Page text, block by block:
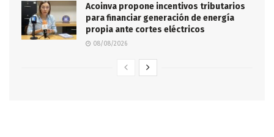
Acoinva propone incentivos tributarios
para financiar generación de energía
propia ante cortes eléctricos
08/08/2026